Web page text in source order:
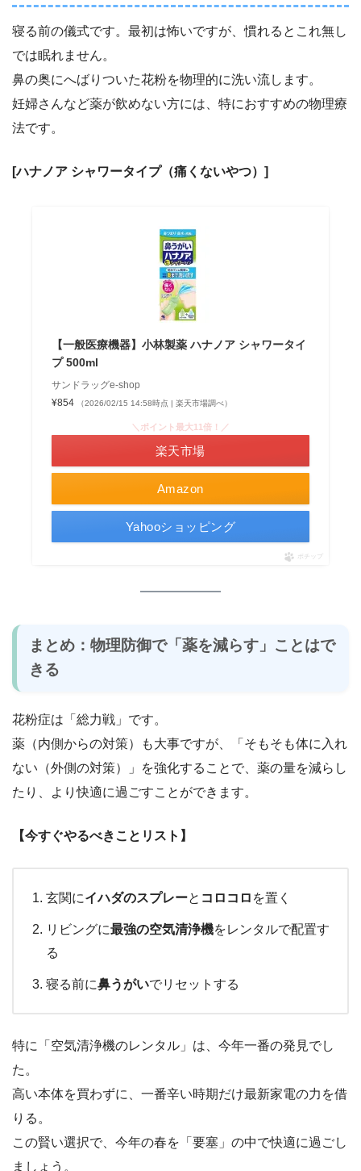
寝る前の儀式です。最初は怖いですが、慣れるとこれ無し
では眠れません。
鼻の奥にへばりついた花粉を物理的に洗い流します。
妊婦さんなど薬が飲めない方には、特におすすめの物理療
法です。
[ハナノア シャワータイプ（痛くないやつ）]
【一般医療機器】小林製薬 ハナノア シャワータイ
プ 500ml
サンドラッグe-shop
¥854
（2026/02/15 14:58時点 | 楽天市場調べ）
Amazon
＼ポイント最大11倍！／
楽天市場
Yahooショッピング
ポチップ
まとめ：物理防御で「薬を減らす」ことはで
きる
花粉症は「総力戦」です。
薬（内側からの対策）も大事ですが、「そもそも体に入れ
ない（外側の対策）」を強化することで、薬の量を減らし
たり、より快適に過ごすことができます。
【今すぐやるべきことリスト】
玄関にイハダのスプレーと コロコロ を置く
リビングに最強の空気清浄機をレンタルで配置す
る
寝る前に鼻うがいでリセットする
特に「空気清浄機のレンタル」は、今年一番の発見でし
た。
高い本体を買わずに、一番辛い時期だけ最新家電の力を借
りる。
この賢い選択で、今年の春を「要塞」の中で快適に過ごし
ましょう。